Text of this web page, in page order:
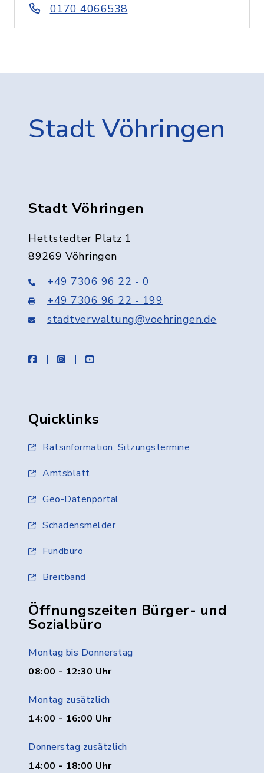
0170 4066538
Stadt Vöhringen
Stadt Vöhringen
Hettstedter Platz 1
89269 Vöhringen
+49 7306 96 22 - 0
+49 7306 96 22 - 199
stadtverwaltung@voehringen.de
facebookinstagramyoutube
Quicklinks
Ratsinformation, Sitzungstermine
Amtsblatt
Geo-Datenportal
Schadensmelder
Fundbüro
Breitband
Öffnungszeiten Bürger- und
Sozialbüro
Montag bis Donnerstag
08:00 - 12:30 Uhr
Montag zusätzlich
14:00 - 16:00 Uhr
Donnerstag zusätzlich
14:00 - 18:00 Uhr